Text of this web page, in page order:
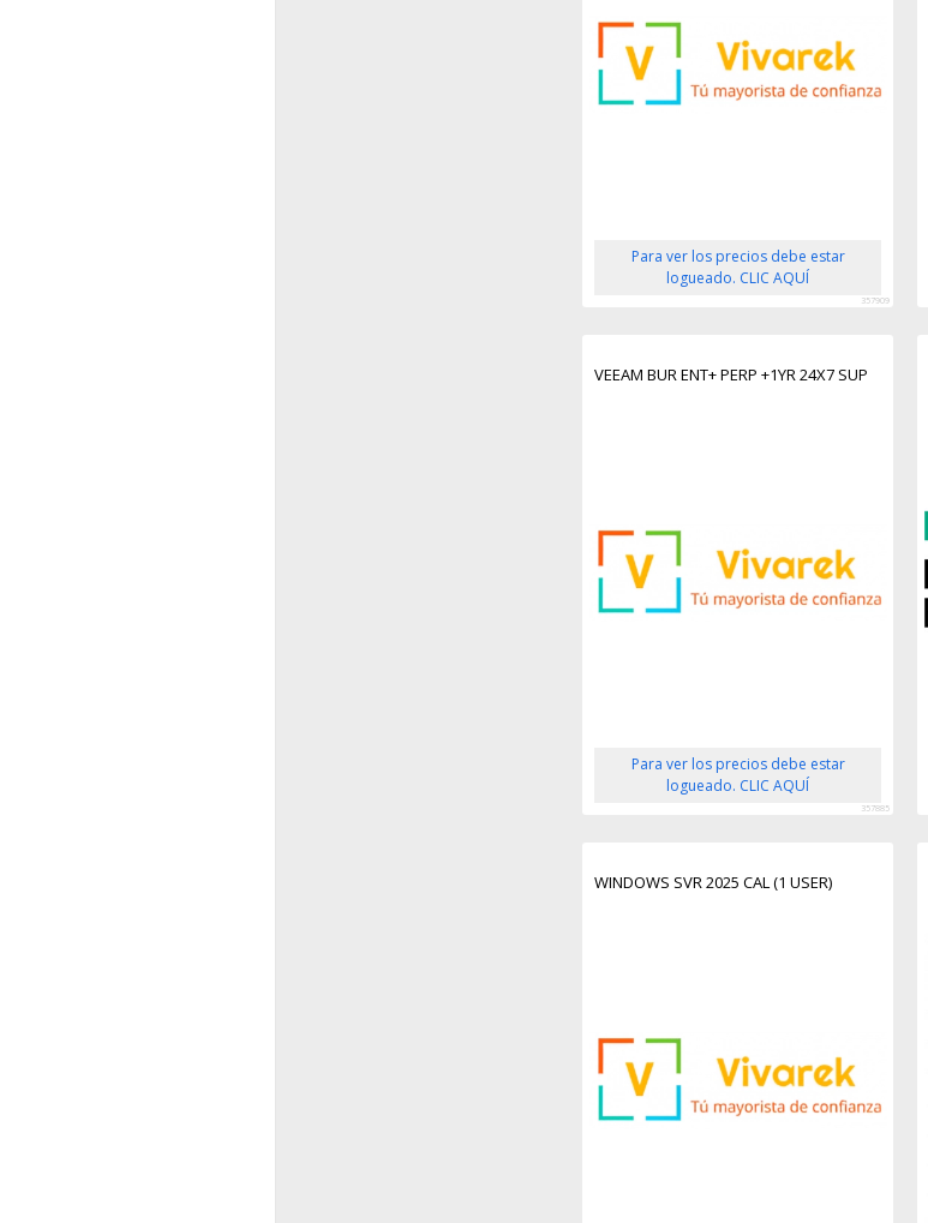
Para ver los precios debe estar
logueado. CLIC AQUÍ
357909
VEEAM BUR ENT+ PERP +1YR 24X7 SUP
Para ver los precios debe estar
logueado. CLIC AQUÍ
357885
WINDOWS SVR 2025 CAL (1 USER)